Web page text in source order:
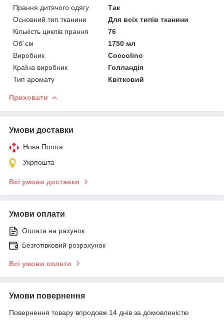
Прання дитячого одягу
Так
Основний тип тканини
Для всіх типів тканини
Кількість циклів прання
76
Об`єм
1750 мл
Виробник
Coccolino
Країна виробник
Голландія
Тип аромату
Квітковий
Приховати
Умови доставки
Нова Пошта
Укрпошта
Всі умови доставки
Умови оплати
Оплата на рахунок
Безготівковий розрахунок
Всі умови оплати
Умови повернення
Повернення товару впродовж 14 днів за домовленістю